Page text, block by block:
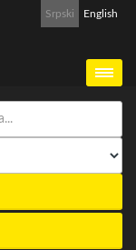
Srpski English